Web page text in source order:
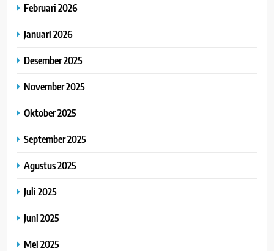
Februari 2026
Januari 2026
Desember 2025
November 2025
Oktober 2025
September 2025
Agustus 2025
Juli 2025
Juni 2025
Mei 2025